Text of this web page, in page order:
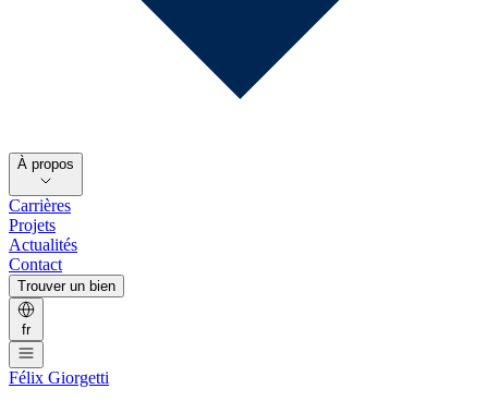
À propos
Carrières
Projets
Actualités
Contact
Trouver un bien
fr
Félix Giorgetti